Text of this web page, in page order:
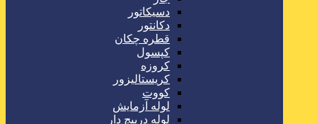
دسیکاتور
دکانتور
قطره چکان
کپسول
کروزه
کریستالیزور
کووت
لوله آزمایش
لوله درپیچ دار